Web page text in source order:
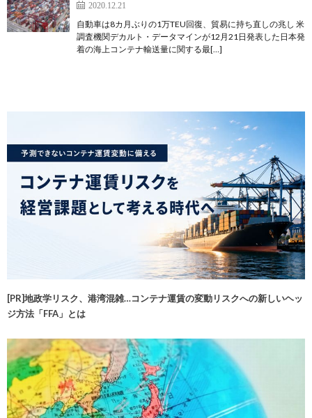
2020.12.21
自動車は8カ月ぶりの1万TEU回復、貿易に持ち直しの兆し 米
調査機関デカルト・データマインが12月21日発表した日本発
着の海上コンテナ輸送量に関する最[…]
[PR]地政学リスク、港湾混雑…コンテナ運賃の変動リスクへの新しいヘッ
ジ方法「FFA」とは